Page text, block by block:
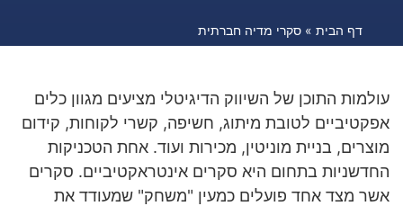
דף הבית » סקרי מדיה חברתית
עולמות התוכן של השיווק הדיגיטלי מציעים מגוון כלים
אפקטיביים לטובת מיתוג, חשיפה, קשרי לקוחות, קידום
מוצרים, בניית מוניטין, מכירות ועוד. אחת הטכניקות
החדשניות בתחום היא סקרים אינטראקטיביים. סקרים
אשר מצד אחד פועלים כמעין "משחק" שמעודד את